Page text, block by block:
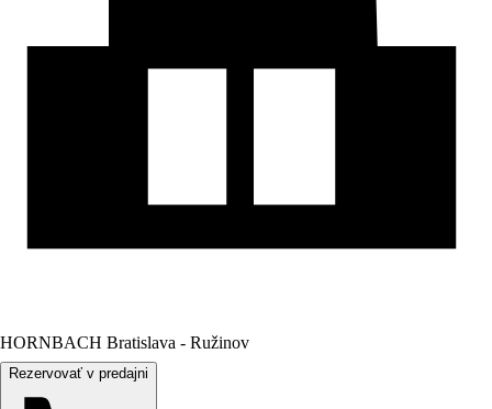
HORNBACH Bratislava - Ružinov
Rezervovať v predajni